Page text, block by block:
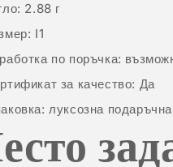
2.88 г
I1
по поръчка:
за качество: Да
луксозна